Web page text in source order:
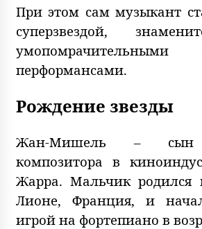
При этом сам музыкант
суперзвездой,
умопомрачительными
перформансами.
Рождение звезды
Жан-Мишель – сын
композитора в
Жарра. Мальчик родился
Лионе, Франция, и
игрой на фортепиано в